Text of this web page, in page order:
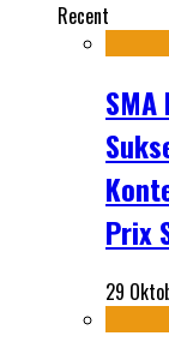
Recent
Prix
29